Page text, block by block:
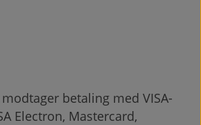
betaling med VISA-
Electron, Mastercard,